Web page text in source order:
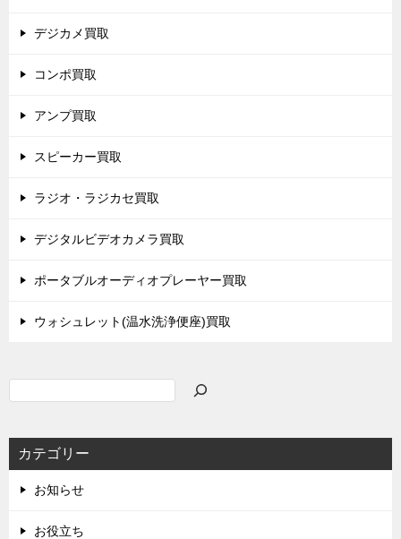
デジカメ買取
コンポ買取
アンプ買取
スピーカー買取
ラジオ・ラジカセ買取
デジタルビデオカメラ買取
ポータブルオーディオプレーヤー買取
ウォシュレット(温水洗浄便座)買取
カテゴリー
お知らせ
お役立ち